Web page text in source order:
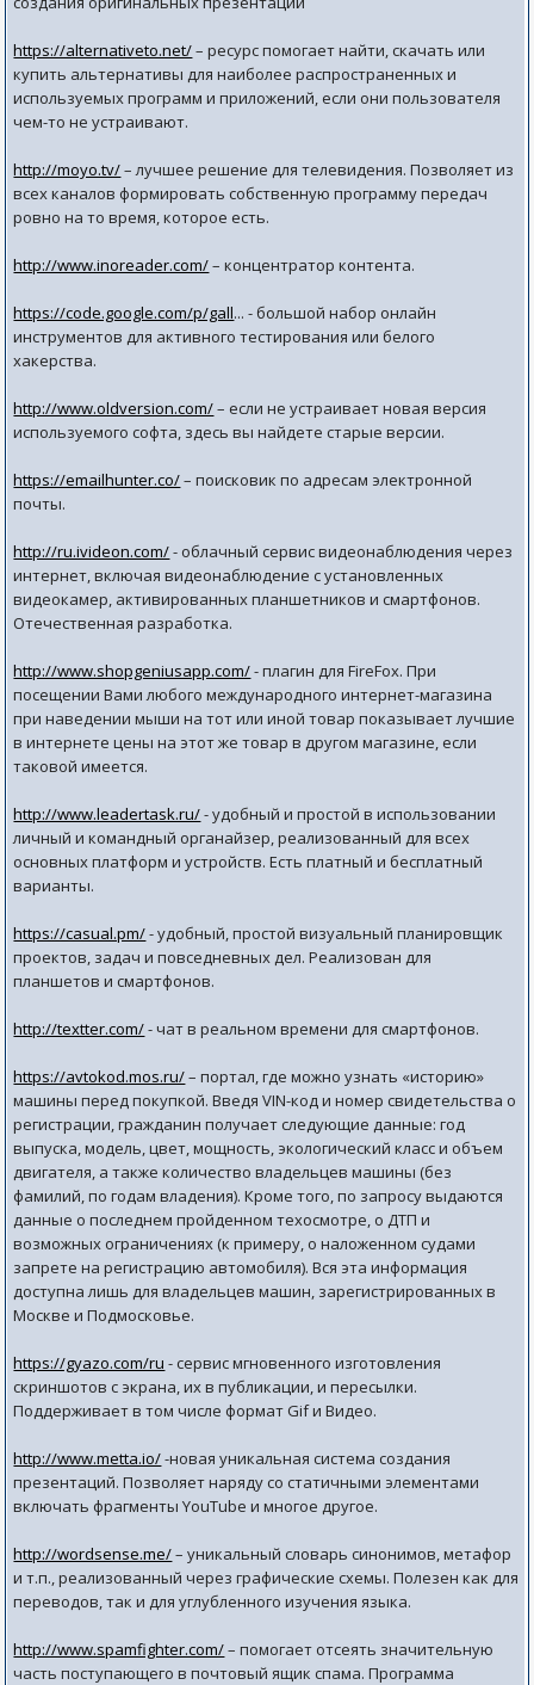
https://alternativeto.net/– ресурс помогает найти, скачать или
купить альтернативы для наиболее распространенных и
используемых программ и приложений, если они пользователя
чем-то не устраивают.
http://moyo.tv/– лучшее решение для телевидения. Позволяет из
всех каналов формировать собственную программу передач
ровно на то время, которое есть.
http://www.inoreader.com/– концентратор контента.
https://code.google.com/p/gall... - большой набор онлайн
инструментов для активного тестирования или белого
хакерства.
http://www.oldversion.com/– если не устраивает новая версия
используемого софта, здесь вы найдете старые версии.
https://emailhunter.co/– поисковик по адресам электронной
почты.
http://ru.ivideon.com/- облачный сервис видеонаблюдения через
интернет, включая видеонаблюдение с установленных
видеокамер, активированных планшетников и смартфонов.
Отечественная разработка.
http://www.shopgeniusapp.com/- плагин для FireFox. При
посещении Вами любого международного интернет-магазина
при наведении мыши на тот или иной товар показывает лучшие
в интернете цены на этот же товар в другом магазине, если
таковой имеется.
http://www.leadertask.ru/- удобный и простой в использовании
личный и командный органайзер, реализованный для всех
основных платформ и устройств. Есть платный и бесплатный
варианты.
https://casual.pm/- удобный, простой визуальный планировщик
проектов, задач и повседневных дел. Реализован для
планшетов и смартфонов.
http://textter.com/- чат в реальном времени для смартфонов.
https://avtokod.mos.ru/– портал, где можно узнать «историю»
машины перед покупкой. Введя VIN-код и номер свидетельства о
регистрации, гражданин получает следующие данные: год
выпуска, модель, цвет, мощность, экологический класс и объем
двигателя, а также количество владельцев машины (без
фамилий, по годам владения). Кроме того, по запросу выдаются
данные о последнем пройденном техосмотре, о ДТП и
возможных ограничениях (к примеру, о наложенном судами
запрете на регистрацию автомобиля). Вся эта информация
доступна лишь для владельцев машин, зарегистрированных в
Москве и Подмосковье.
https://gyazo.com/ru - сервис мгновенного изготовления
скриншотов с экрана, их в публикации, и пересылки.
Поддерживает в том числе формат Gif и Видео.
http://www.metta.io/-новая уникальная система создания
презентаций. Позволяет наряду со статичными элементами
включать фрагменты YouTube и многое другое.
http://wordsense.me/– уникальный словарь синонимов, метафор
и т.п., реализованный через графические схемы. Полезен как для
переводов, так и для углубленного изучения языка.
http://www.spamfighter.com/– помогает отсеять значительную
часть поступающего в почтовый ящик спама. Программа